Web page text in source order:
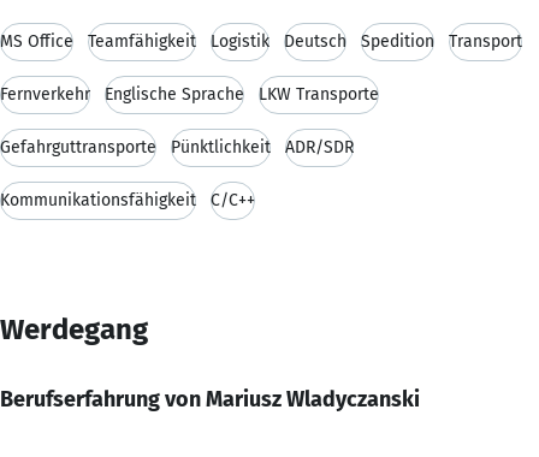
MS Office Teamfähigkeit Logistik Deutsch Spedition Transport
Fernverkehr Englische Sprache LKW Transporte
Gefahrguttransporte Pünktlichkeit ADR/SDR
Kommunikationsfähigkeit C/C++
Werdegang
Berufserfahrung von Mariusz Wladyczanski